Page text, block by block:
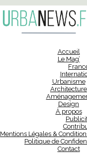
Accueil
Le Mag’
Urbanisme
Architecture
Design
À propos
Mentions Légales &
Politique de
Contact